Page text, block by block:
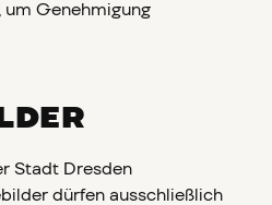
um Genehmigung
Stadt Dresden
dürfen ausschließlich